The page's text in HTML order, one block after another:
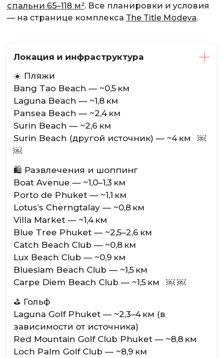
спальни 65–118 м². Все планировки и условия
— на странице комплекса The Title Modeva.
Локация и инфраструктура
☀️ Пляжи
Bang Tao Beach — ~0,5 км
Laguna Beach — ~1,8 км
Pansea Beach — ~2,4 км
Surin Beach — ~2,6 км
Surin Beach (другой источник) — ~4 км ￼
￼
🛍️ Развлечения и шоппинг
Boat Avenue — ~1,0–1,3 км
Porto de Phuket — ~1,1 км
Lotus’s Cherngtalay — ~0,8 км
Villa Market — ~1,4 км
Blue Tree Phuket — ~2,5–2,6 км
Catch Beach Club — ~0,8 км
Lux Beach Club — ~0,9 км
Bluesiam Beach Club — ~1,5 км
Carpe Diem Beach Club — ~1,5 км ￼ ￼
⛳️ Гольф
Laguna Golf Phuket — ~2,3–4 км (в
зависимости от источника)
Red Mountain Golf Club Phuket — ~8,8 км
Loch Palm Golf Club — ~8,9 км